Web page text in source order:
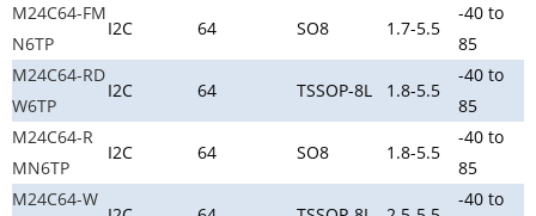
M24C64-FM
N6TP
I2C 64 SO8 1.7-5.5
-40 to
85
M24C64-RD
W6TP
I2C 64 TSSOP-8L 1.8-5.5
-40 to
85
M24C64-R
MN6TP
I2C 64 SO8 1.8-5.5
-40 to
85
M24C64-W
-40 to